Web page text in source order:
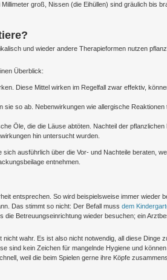
groß, Nissen (die Eihüllen) sind gräulich bis
und wieder andere Therapieformen nutzen
Überblick:
Diese Mittel wirken im Regelfall zwar effektiv,
sie so ab. Nebenwirkungen wie allergische Reaktionen
Öle, die die Läuse abtöten. Nachteil der pflanzlichen
hin untersucht wurden.
ausführlich über die Vor- und Nachteile beraten,
entnehmen.
entsprechen. So wird beispielsweise immer wieder
Das stimmt so nicht: Der Befall muss dem
die Betreuungseinrichtung wieder besuchen; ein
wahr. Es ist also nicht notwendig, all diese Dinge
sind kein Zeichen für mangelnde Hygiene und
weil die beim Spielen gerne ihre Köpfe